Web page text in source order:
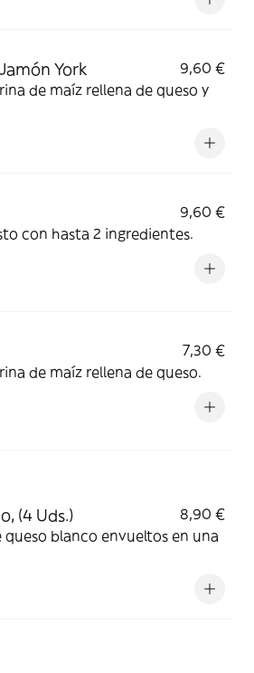
York
9,60 €
de maíz rellena de queso y
9,60 €
con hasta 2 ingredientes.
7,30 €
de maíz rellena de queso.
(4 Uds.)
8,90 €
blanco envueltos en una